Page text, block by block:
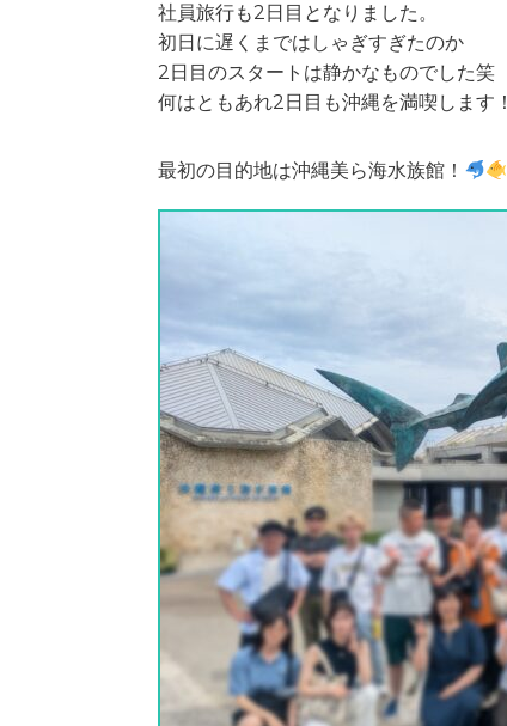
社員旅行も2日目となりました。
初日に遅くまではしゃぎすぎたのか
2日目のスタートは静かなものでした笑
何はともあれ2日目も沖縄を満喫します！
最初の目的地は沖縄美ら海水族館！